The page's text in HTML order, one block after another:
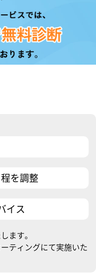
を調整
イス
ます。
ティングにて実施いた